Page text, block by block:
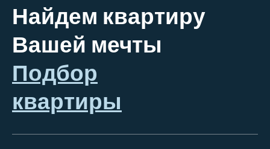
Найдем квартиру
Вашей мечты
Подбор
квартиры